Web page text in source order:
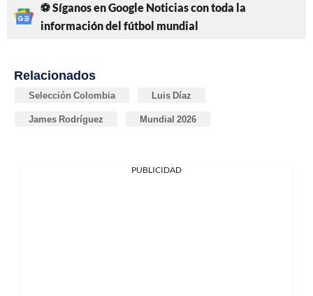
⚽ Síganos en Google Noticias con toda la
información del fútbol mundial
Relacionados
Selección Colombia Luis Díaz
James Rodríguez Mundial 2026
PUBLICIDAD